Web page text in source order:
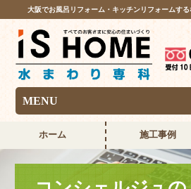
大阪でお風呂リフォーム・キッチンリフォームす
MENU
ホーム 施工事例